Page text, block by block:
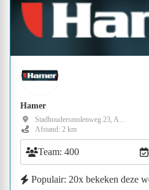
Hamer
Stadhoudersmolenweg 23, A...
Afstand: 2 km
Team: 400
Populair: 20x bekeken deze